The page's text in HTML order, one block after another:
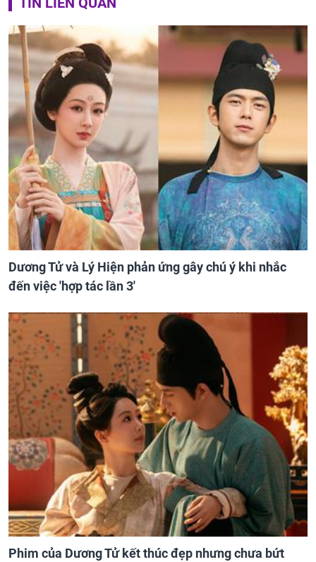
Dương Tử và Lý Hiện phản ứng gây chú ý khi nhắc
đến việc 'hợp tác lần 3'
Phim của Dương Tử kết thúc đẹp nhưng chưa bứt